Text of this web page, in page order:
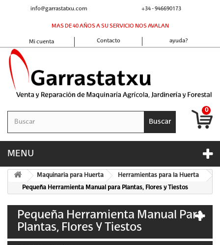
+34 - 946690173
info@garrastatxu.com
MAS DE 40 AÑOS A SU SERVICIO NOS AVALAN
ayuda?
Contacto
Mi cuenta
Buscar
0
MENU
Maquinaria para Huerta Herramientas para la Huerta
Pequeña Herramienta Manual para Plantas, Flores y Tiestos
Pequeña Herramienta Manual Para
Plantas, Flores Y Tiestos